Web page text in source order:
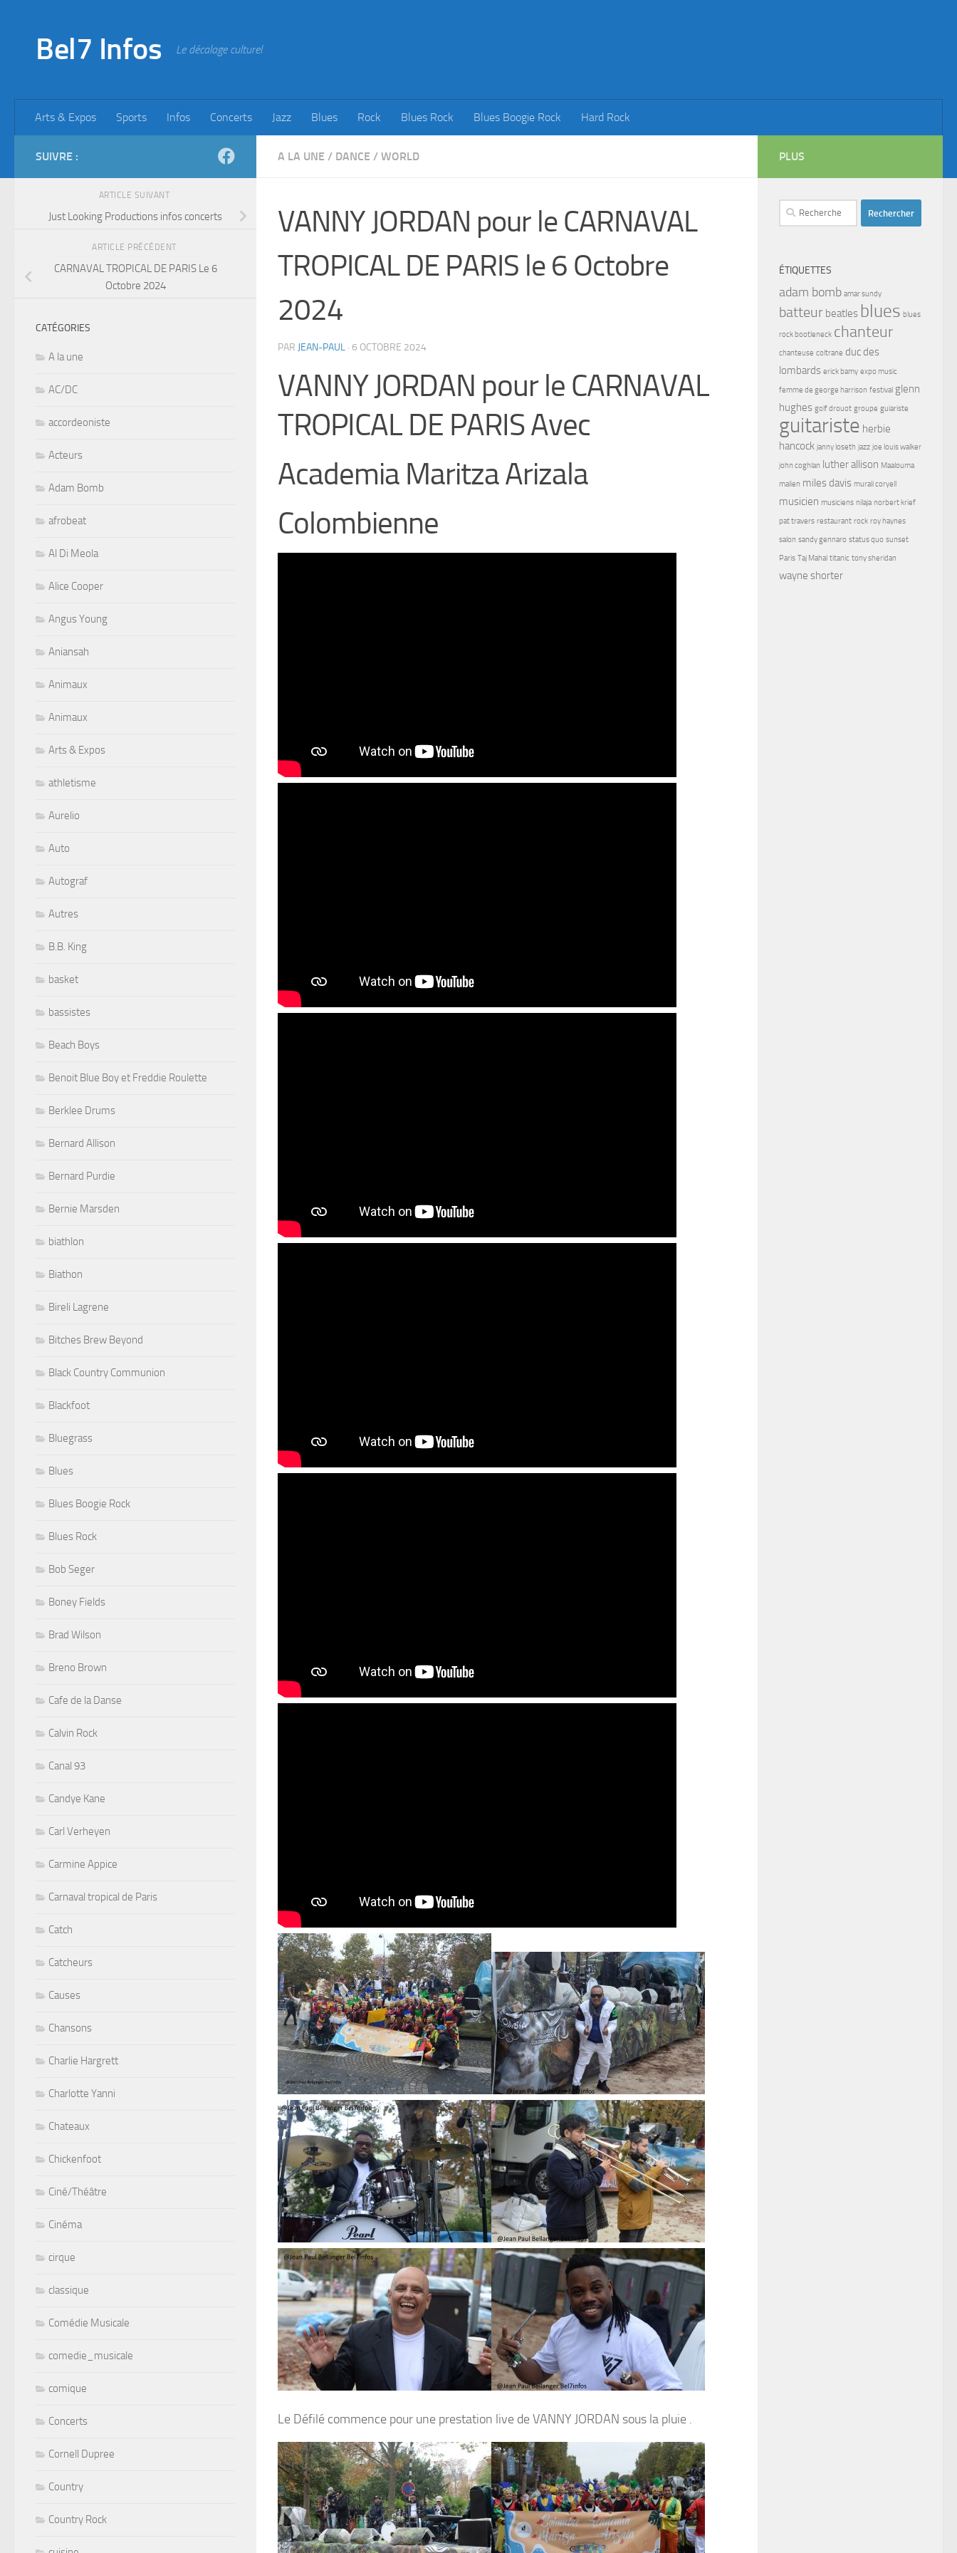
Bel7 Infos Le décalage culturel
Arts & Expos Sports Infos Concerts Jazz Blues Rock Blues Rock Blues Boogie Rock Hard Rock
A LA UNE / DANCE / WORLD
VANNY JORDAN pour le CARNAVAL
TROPICAL DE PARIS le 6 Octobre
2024
PAR JEAN-PAUL · 6 OCTOBRE 2024
VANNY JORDAN pour le CARNAVAL
TROPICAL DE PARIS Avec
Academia Maritza Arizala
Colombienne
Le Défilé commence pour une prestation live de VANNY JORDAN sous la pluie .
SUIVRE :
ARTICLE SUIVANT
Just Looking Productions infos concerts
ARTICLE PRÉCÉDENT
CARNAVAL TROPICAL DE PARIS Le 6
Octobre 2024
CATÉGORIES
A la une
AC/DC
accordeoniste
Acteurs
Adam Bomb
afrobeat
Al Di Meola
Alice Cooper
Angus Young
Aniansah
Animaux
Animaux
Arts & Expos
athletisme
Aurelio
Auto
Autograf
Autres
B.B. King
basket
bassistes
Beach Boys
Benoit Blue Boy et Freddie Roulette
Berklee Drums
Bernard Allison
Bernard Purdie
Bernie Marsden
biathlon
Biathon
Bireli Lagrene
Bitches Brew Beyond
Black Country Communion
Blackfoot
Bluegrass
Blues
Blues Boogie Rock
Blues Rock
Bob Seger
Boney Fields
Brad Wilson
Breno Brown
Cafe de la Danse
Calvin Rock
Canal 93
Candye Kane
Carl Verheyen
Carmine Appice
Carnaval tropical de Paris
Catch
Catcheurs
Causes
Chansons
Charlie Hargrett
Charlotte Yanni
Chateaux
Chickenfoot
Ciné/Théâtre
Cinéma
cirque
classique
Comédie Musicale
comedie_musicale
comique
Concerts
Cornell Dupree
Country
Country Rock
PLUS
Rechercher :
ÉTIQUETTES
adam bomb amar sundy
batteur beatles blues blues
rock bootleneck chanteur
chanteuse coltrane duc des
lombards erick bamy expo music
femme de george harrison festival glenn
hughes golf drouot groupe guiariste
guitariste herbie
hancock janny loseth jazz joe louis walker
john coghlan luther allison Maalouma
malien miles davis murali coryell
musicien musiciens nilaja norbert krief
pat travers restaurant rock roy haynes
salon sandy gennaro status quo sunset
Paris Taj Mahal titanic tony sheridan
wayne shorter